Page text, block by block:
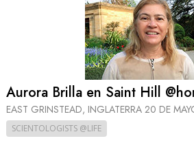
Aurora Brilla en Saint Hill
EAST GRINSTEAD, INGLATERRA 20 DE
SCIENTOLOGISTS @LIFE